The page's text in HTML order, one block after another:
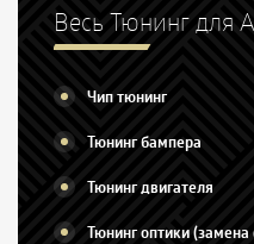
Весь Тюнинг для
Чип тюнинг
Тюнинг бампера
Тюнинг двигателя
Тюнинг оптики